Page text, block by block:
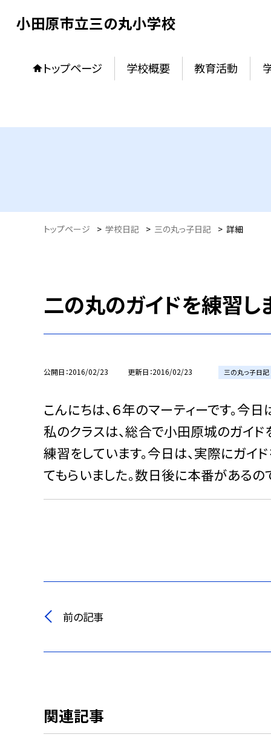
小田原市立三の丸小学校
トップページ 学校概要 教育活動
トップページ > 学校日記 > 三の丸っ子日記 > 詳細
二の丸のガイドを練習し
公開日 2016/02/23 更新日 2016/02/23 三の丸っ子日記
こんにちは、６年のマーティーです。今
私のクラスは、総合で小田原城のガイド
練習をしています。今日は、実際にガイ
てもらいました。数日後に本番があるの
前の記事
関連記事